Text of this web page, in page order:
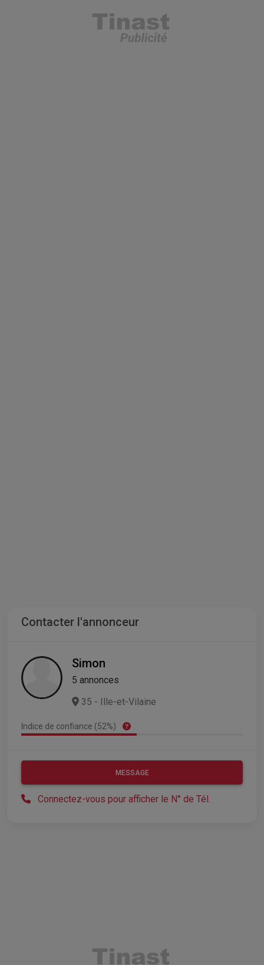
Contacter l'annonceur
Simon
5 annonces
35 - Ille-et-Vilaine
Indice de confiance (52%)
MESSAGE
Connectez-vous pour afficher le N° de Tél.